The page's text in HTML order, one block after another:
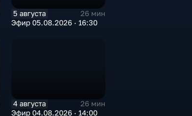
5 августа
26 мин
Эфир 05.08.2026 · 16:30
4 августа
26 мин
Эфир 04.08.2026 · 14:00